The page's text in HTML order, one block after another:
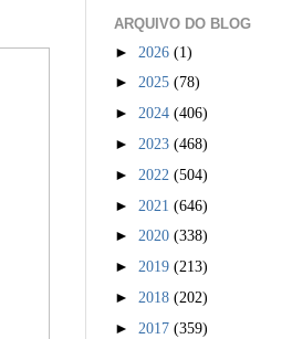
ARQUIVO DO BLOG
► 2026 (1)
► 2025 (78)
► 2024 (406)
► 2023 (468)
► 2022 (504)
► 2021 (646)
► 2020 (338)
► 2019 (213)
► 2018 (202)
► 2017 (359)